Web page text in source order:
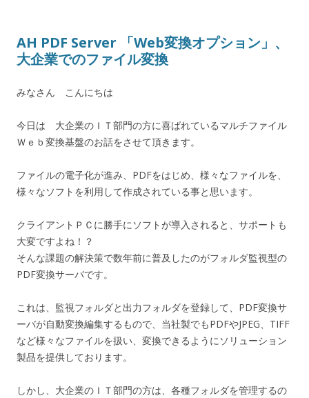
AH PDF Server 「Web変換オプション」、
大企業でのファイル変換
みなさん こんにちは
今日は 大企業のＩＴ部門の方に喜ばれているマルチファイル
Ｗｅｂ変換基盤のお話をさせて頂きます。
ファイルの電子化が進み、PDFをはじめ、様々なファイルを、
様々なソフトを利用して作成されている事と思います。
クライアントＰＣに勝手にソフトが導入されると、サポートも
大変ですよね！？
そんな課題の解決策で数年前に普及したのがフォルダ監視型の
PDF変換サーバです。
これは、監視フォルダと出力フォルダを登録して、PDF変換サ
ーバが自動変換編集するもので、当社製でもPDFやJPEG、TIFF
など様々なファイルを扱い、変換できるようにソリューション
製品を提供しております。
しかし、大企業のＩＴ部門の方は、各種フォルダを管理するの